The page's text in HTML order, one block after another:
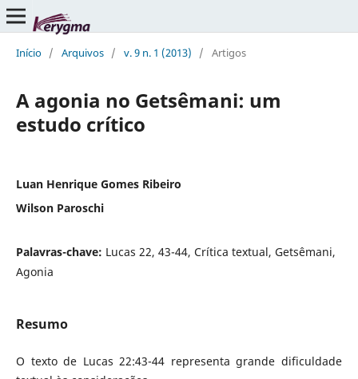
Início / Arquivos / v. 9 n. 1 (2013) / Artigos
A agonia no Getsêmani: um
estudo crítico
Luan Henrique Gomes Ribeiro
Wilson Paroschi
Palavras-chave: Lucas 22, 43-44, Crítica textual, Getsêmani,
Agonia
Resumo
O texto de Lucas 22:43-44 representa grande dificuldade